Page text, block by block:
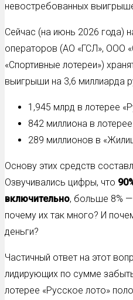
невостребованных
Сейчас (на июнь 2026 года)
операторов (АО «ГСЛ», ООО
«Спортивные лотереи»)
выигрыши на 3,6 миллиарда
1,945 млрд в лотерее
842 миллиона в
289 миллионов в
Основу этих средств
Озвучивались цифры, что
включительно, больше 8%
почему их так много? И
деньги?
Частичный ответ на этот
лидирующих по сумме
лотерее «Русское лото»